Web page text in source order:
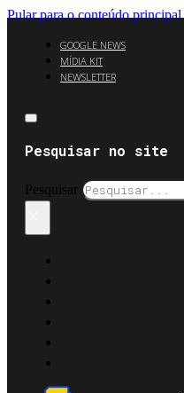
Pular para o conteúdo principal
GOOGLE NEWS
MÍDIA KIT
NEWSLETTER
Pesquisar no site
Pesquisar